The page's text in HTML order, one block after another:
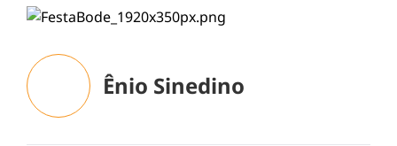
Ênio Sinedino